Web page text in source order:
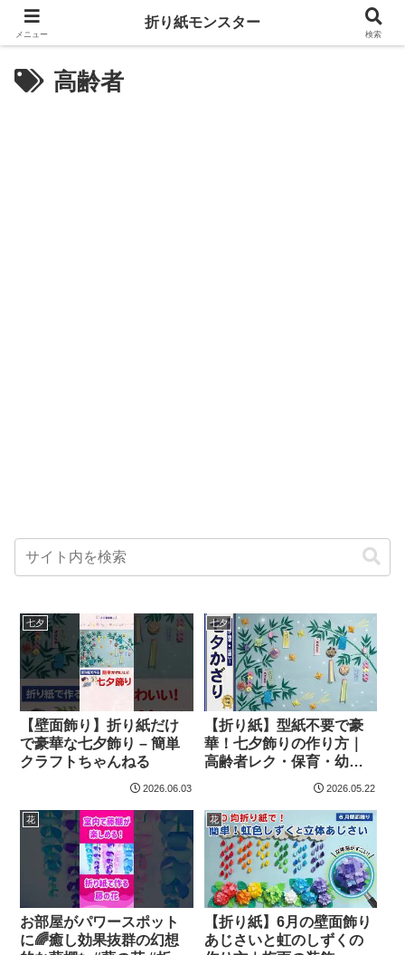
高齢者
七夕
【壁面飾り】折り紙だけ
で豪華な七夕飾り – 簡単
クラフトちゃんねる
2026.06.03
七夕
【折り紙】型紙不要で豪
華！七夕飾りの作り方｜
高齢者レク・保育・幼稚
園の壁面飾りに（7月・笹
飾り） – 簡単クラフトち
ゃんねる
2026.05.22
花
お部屋がパワースポット
に🌈癒し効果抜群の幻想
花
【折り紙】6月の壁面飾り
あじさいと虹のしずくの
メニュー
折り紙モンスター
検索